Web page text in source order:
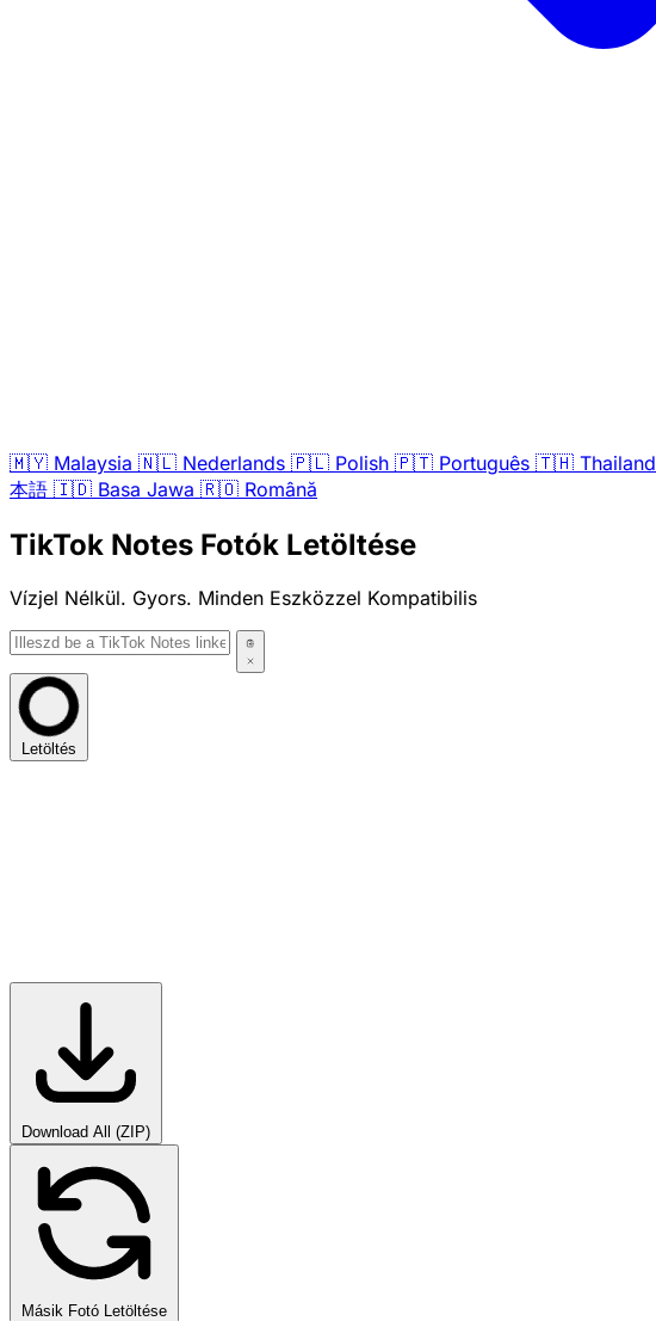
🇲🇾 Malaysia 🇳🇱 Nederlands 🇵🇱 Polish 🇵🇹 Português 🇹🇭 Thailand
本語 🇮🇩 Basa Jawa 🇷🇴 Română
TikTok Notes Fotók Letöltése
Vízjel Nélkül. Gyors. Minden Eszközzel Kompatibilis
Letöltés
Download All (ZIP)
Másik Fotó Letöltése